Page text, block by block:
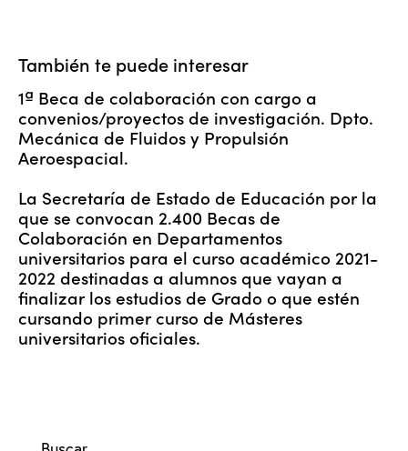
También te puede interesar
1ª Beca de colaboración con cargo a
convenios/proyectos de investigación. Dpto.
Mecánica de Fluidos y Propulsión
Aeroespacial.
La Secretaría de Estado de Educación por la
que se convocan 2.400 Becas de
Colaboración en Departamentos
universitarios para el curso académico 2021-
2022 destinadas a alumnos que vayan a
finalizar los estudios de Grado o que estén
cursando primer curso de Másteres
universitarios oficiales.